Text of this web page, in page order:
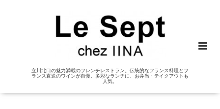
立川北口の魅力満載のフレンチレストラン。伝統的なフランス料理とフ
ランス直送のワインが自慢。多彩なランチに、お弁当・テイクアウトも
人気。